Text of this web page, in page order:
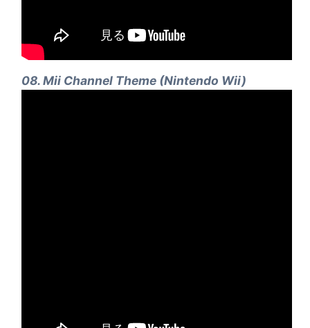
08. Mii Channel Theme (Nintendo Wii)